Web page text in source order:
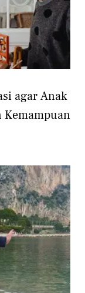
agar Anak
Kemampuan